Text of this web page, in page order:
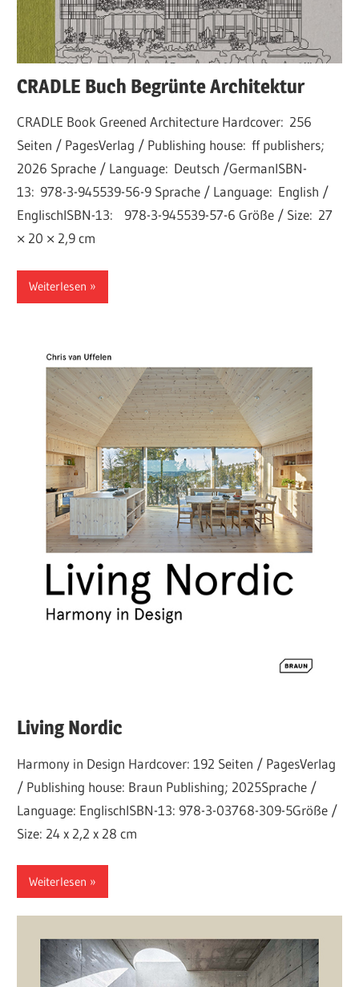
CRADLE Buch Begrünte Architektur
CRADLE Book Greened Architecture Hardcover: 256
Seiten / PagesVerlag / Publishing house: ff publishers;
2026 Sprache / Language: Deutsch /GermanISBN-
13: 978-3-945539-56-9 Sprache / Language: English /
EnglischISBN-13: 978-3-945539-57-6 Größe / Size: 27
× 20 × 2,9 cm
Weiterlesen
Living Nordic
Harmony in Design Hardcover: 192 Seiten / PagesVerlag
/ Publishing house: Braun Publishing; 2025Sprache /
Language: EnglischISBN-13: 978-3-03768-309-5Größe /
Size: 24 x 2,2 x 28 cm
Weiterlesen